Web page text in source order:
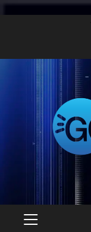
PRIMARY